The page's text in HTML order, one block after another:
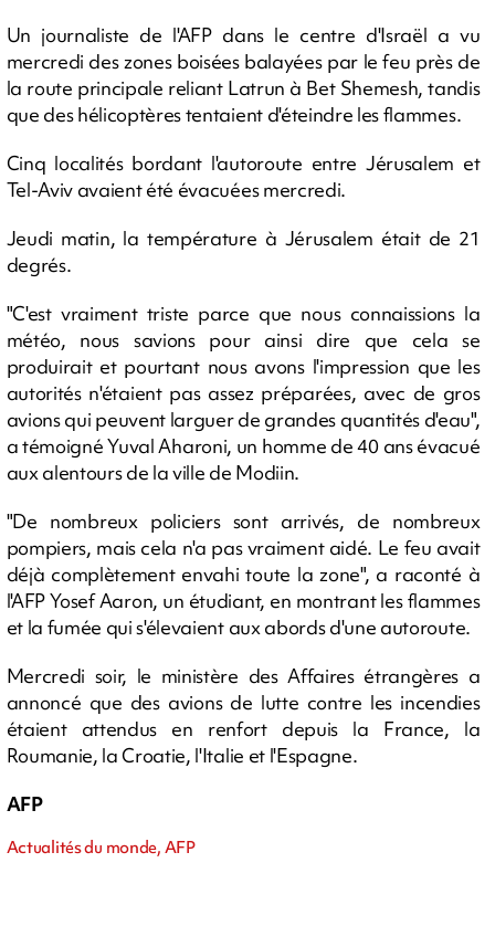
Un journaliste de l'AFP dans le centre d'Israël a vu
mercredi des zones boisées balayées par le feu près de
la route principale reliant Latrun à Bet Shemesh, tandis
que des hélicoptères tentaient d'éteindre les flammes.
Cinq localités bordant l'autoroute entre Jérusalem et
Tel-Aviv avaient été évacuées mercredi.
Jeudi matin, la température à Jérusalem était de 21
degrés.
"C'est vraiment triste parce que nous connaissions la
météo, nous savions pour ainsi dire que cela se
produirait et pourtant nous avons l'impression que les
autorités n'étaient pas assez préparées, avec de gros
avions qui peuvent larguer de grandes quantités d'eau",
a témoigné Yuval Aharoni, un homme de 40 ans évacué
aux alentours de la ville de Modiin.
"De nombreux policiers sont arrivés, de nombreux
pompiers, mais cela n'a pas vraiment aidé. Le feu avait
déjà complètement envahi toute la zone", a raconté à
l'AFP Yosef Aaron, un étudiant, en montrant les flammes
et la fumée qui s'élevaient aux abords d'une autoroute.
Mercredi soir, le ministère des Affaires étrangères a
annoncé que des avions de lutte contre les incendies
étaient attendus en renfort depuis la France, la
Roumanie, la Croatie, l'Italie et l'Espagne.
AFP
Actualités du monde, AFP